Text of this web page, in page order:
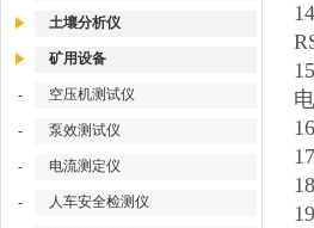
土壤分析仪
矿用设备
- 空压机测试仪
- 泵效测试仪
- 电流测定仪
- 人车安全检测仪